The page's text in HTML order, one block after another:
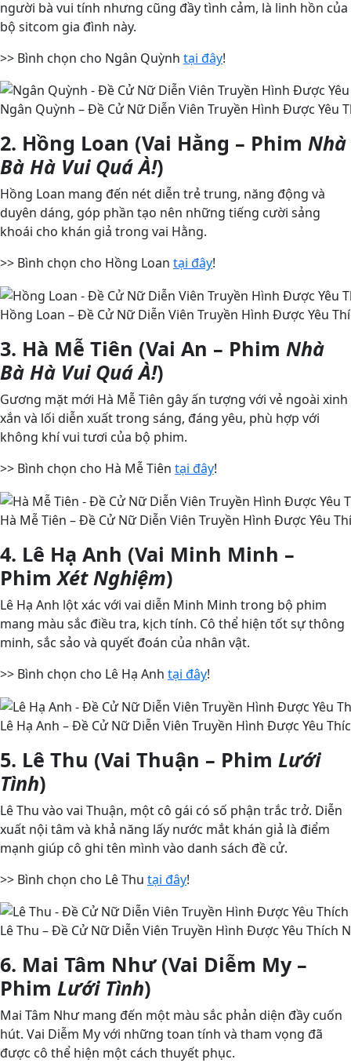
người bà vui tính nhưng cũng đầy tình cảm, là linh hồn của
bộ sitcom gia đình này.
>> Bình chọn cho Ngân Quỳnh tại đây!
Ngân Quỳnh – Đề Cử Nữ Diễn Viên Truyền Hình Được Yêu
2. Hồng Loan (Vai Hằng – Phim Nhà
Bà Hà Vui Quá À!)
Hồng Loan mang đến nét diễn trẻ trung, năng động và
duyên dáng, góp phần tạo nên những tiếng cười sảng
khoái cho khán giả trong vai Hằng.
>> Bình chọn cho Hồng Loan tại đây!
Hồng Loan – Đề Cử Nữ Diễn Viên Truyền Hình Được Yêu
3. Hà Mễ Tiên (Vai An – Phim Nhà
Bà Hà Vui Quá À!)
Gương mặt mới Hà Mễ Tiên gây ấn tượng với vẻ ngoài xinh
xắn và lối diễn xuất trong sáng, đáng yêu, phù hợp với
không khí vui tươi của bộ phim.
>> Bình chọn cho Hà Mễ Tiên tại đây!
Hà Mễ Tiên – Đề Cử Nữ Diễn Viên Truyền Hình Được Yêu
4. Lê Hạ Anh (Vai Minh Minh –
PhimXét Nghiệm)
Lê Hạ Anh lột xác với vai diễn Minh Minh trong bộ phim
mang màu sắc điều tra, kịch tính. Cô thể hiện tốt sự thông
minh, sắc sảo và quyết đoán của nhân vật.
>> Bình chọn cho Lê Hạ Anh tại đây!
Lê Hạ Anh – Đề Cử Nữ Diễn Viên Truyền Hình Được Yêu
5. Lê Thu (Vai Thuận – Phim Lưới
Tình)
Lê Thu vào vai Thuận, một cô gái có số phận trắc trở. Diễn
xuất nội tâm và khả năng lấy nước mắt khán giả là điểm
mạnh giúp cô ghi tên mình vào danh sách đề cử.
>> Bình chọn cho Lê Thu tại đây!
Lê Thu – Đề Cử Nữ Diễn Viên Truyền Hình Được Yêu Thích
6. Mai Tâm Như (Vai Diễm My –
Phim Lưới Tình)
Mai Tâm Như mang đến một màu sắc phản diện đầy cuốn
hút. Vai Diễm My với những toan tính và tham vọng đã
được cô thể hiện một cách thuyết phục.